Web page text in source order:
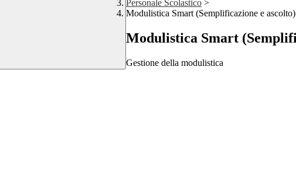
Personale Scolastico >
Modulistica Smart (Semplificazione e ascolto)
Modulistica Smart
Gestione della modulistica